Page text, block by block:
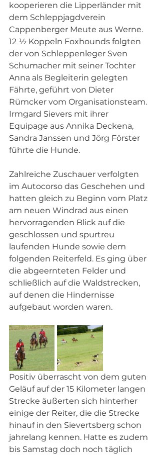
kooperieren die Lipperländer mit
dem Schleppjagdverein
Cappenberger Meute aus Werne.
12 ½ Koppeln Foxhounds folgten
der von Schleppenleger Sven
Schumacher mit seiner Tochter
Anna als Begleiterin gelegten
Fährte, geführt von Dieter
Rümcker vom Organisationsteam.
Irmgard Sievers mit ihrer
Equipage aus Annika Deckena,
Sandra Janssen und Jörg Förster
führte die Hunde.
Zahlreiche Zuschauer verfolgten
im Autocorso das Geschehen und
hatten gleich zu Beginn vom Platz
am neuen Windrad aus einen
hervorragenden Blick auf die
geschlossen und spurtreu
laufenden Hunde sowie dem
folgenden Reiterfeld. Es ging über
die abgeernteten Felder und
schließlich auf die Waldstrecken,
auf denen die Hindernisse
aufgebaut worden waren.
Positiv überrascht von dem guten
Geläuf auf der 15 Kilometer langen
Strecke äußerten sich hinterher
einige der Reiter, die die Strecke
hinauf in den Sievertsberg schon
jahrelang kennen. Hatte es zudem
bis Samstag doch noch täglich